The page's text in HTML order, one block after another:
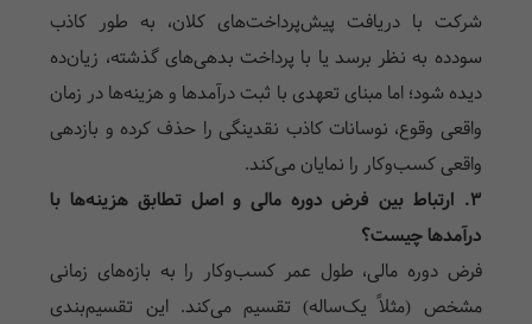
شرکت با دریافت پیش‌پرداخت‌های کلان، به طور کاذب
سودده به نظر برسد یا با پرداخت بدهی‌های گذشته، زیان‌ده
دیده شود؛ اما مبنای تعهدی با ثبت درآمدها و هزینه‌ها در زمان
واقعی وقوع، نوسانات کاذب نقدینگی را حذف کرده و بازدهی
واقعی کسب‌وکار را نمایان می‌کند.
۳. ارتباط بین فرض دوره مالی و اصل تطابق هزینه‌ها با
درآمدها چیست؟
فرض دوره مالی، طول عمر کسب‌وکار را به بازه‌های زمانی
مشخص (مثلاً یک‌ساله) تقسیم می‌کند. این تقسیم‌بندی